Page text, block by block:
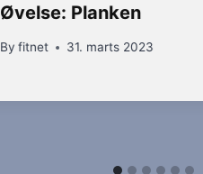
Øvelse: Planken
By fitnet 31. marts 2023